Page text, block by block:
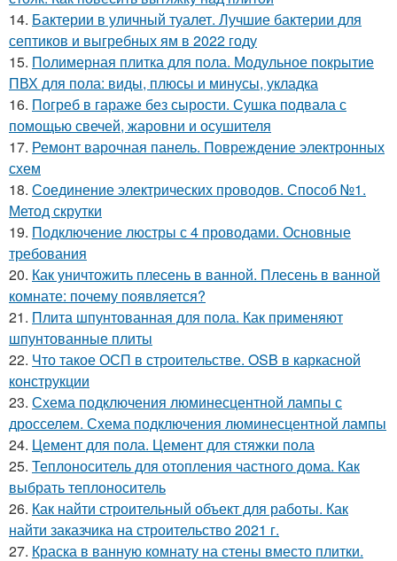
14. Бактерии в уличный туалет. Лучшие бактерии для
септиков и выгребных ям в 2022 году
15. Полимерная плитка для пола. Модульное покрытие
ПВХ для пола: виды, плюсы и минусы, укладка
16. Погреб в гараже без сырости. Сушка подвала с
помощью свечей, жаровни и осушителя
17. Ремонт варочная панель. Повреждение электронных
схем
18. Соединение электрических проводов. Способ №1.
Метод скрутки
19. Подключение люстры с 4 проводами. Основные
требования
20. Как уничтожить плесень в ванной. Плесень в ванной
комнате: почему появляется?
21. Плита шпунтованная для пола. Как применяют
шпунтованные плиты
22. Что такое ОСП в строительстве. OSB в каркасной
конструкции
23. Схема подключения люминесцентной лампы с
дросселем. Схема подключения люминесцентной лампы
24. Цемент для пола. Цемент для стяжки пола
25. Теплоноситель для отопления частного дома. Как
выбрать теплоноситель
26. Как найти строительный объект для работы. Как
найти заказчика на строительство 2021 г.
27. Краска в ванную комнату на стены вместо плитки.